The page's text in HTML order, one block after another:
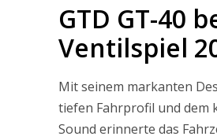
GTD GT-40
Ventilspiel
Mit seinem markanten
tiefen Fahrprofil und dem
Sound erinnerte das